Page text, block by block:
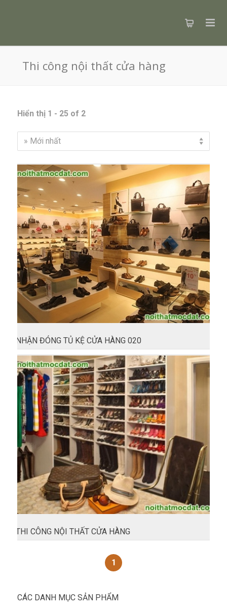
Thi công nội thất cửa hàng
Hiển thị 1 - 25 of 2
» Mới nhất
NHẬN ĐÓNG TỦ KỆ CỬA HÀNG 020
THI CÔNG NỘI THẤT CỬA HÀNG
1
CÁC DANH MỤC SẢN PHẨM